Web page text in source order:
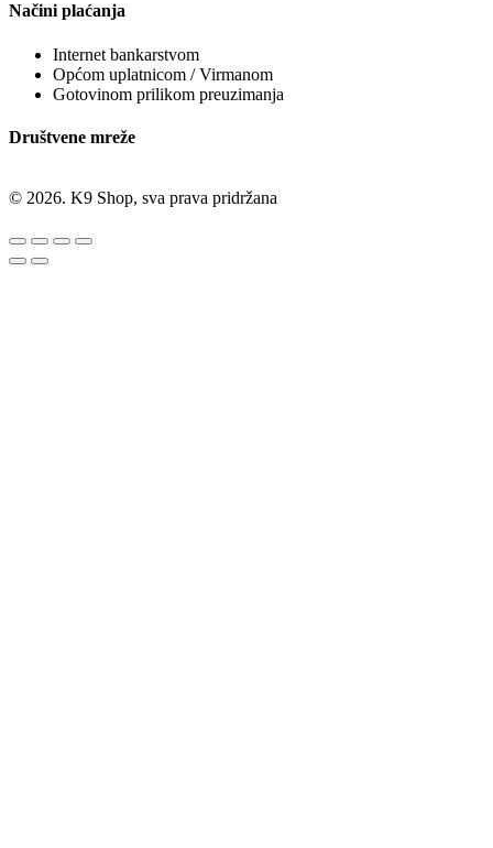
Načini plaćanja
Internet bankarstvom
Općom uplatnicom / Virmanom
Gotovinom prilikom preuzimanja
Društvene mreže
© 2026. K9 Shop, sva prava pridržana